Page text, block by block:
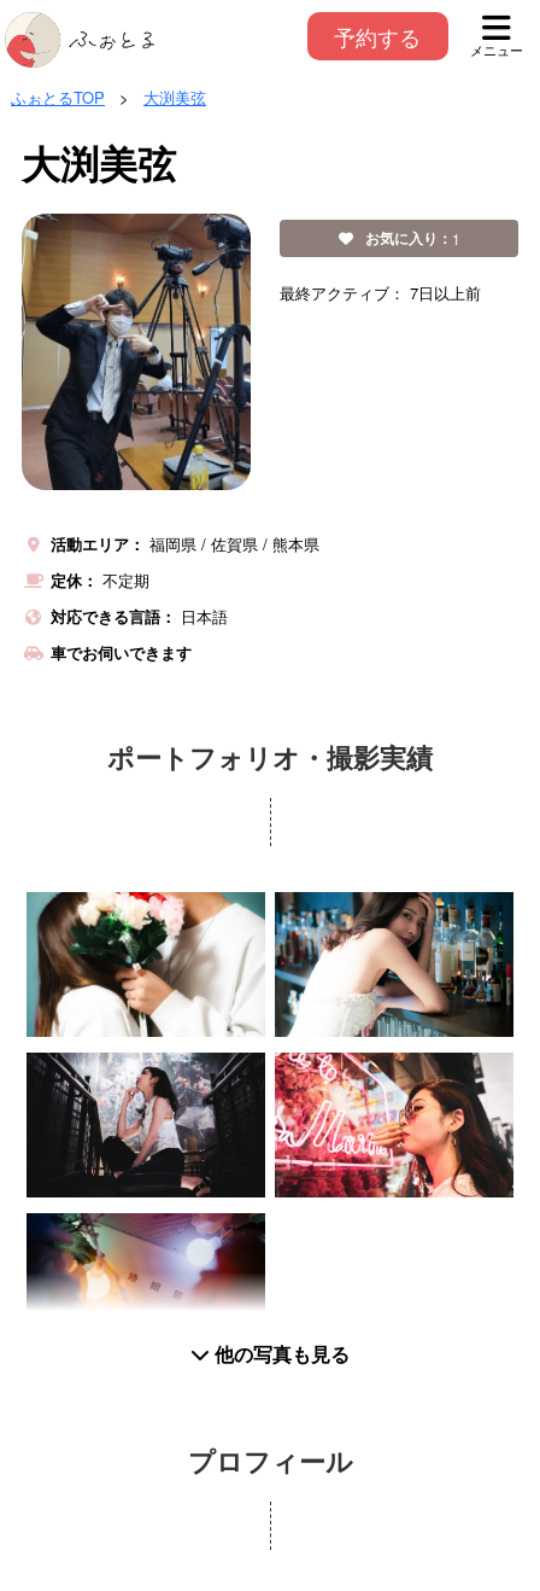
予約する メニュー
ふぉとるTOP > 大渕美弦
大渕美弦
お気に入り： 1
最終アクティブ： 7日以上前
活動エリア： 福岡県 佐賀県
熊本県
定休： 不定期
対応できる言語： 日本語
車でお伺いできます
ポートフォリオ・撮影実績
他の写真も見る
プロフィール